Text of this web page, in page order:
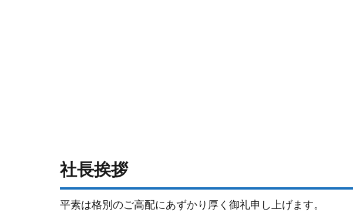
社長挨拶
平素は格別のご高配にあずかり厚く御礼申し上げます。